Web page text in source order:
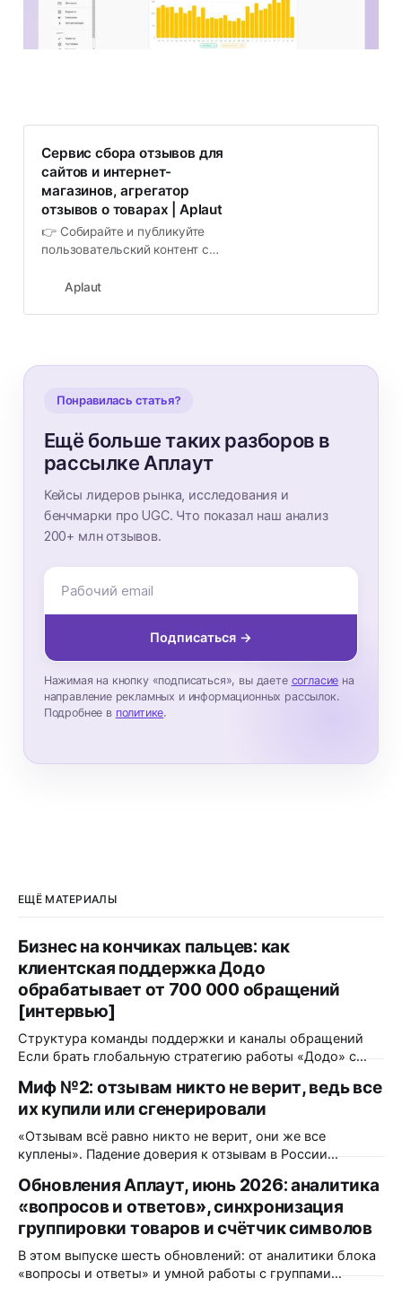
Сервис сбора отзывов для
сайтов и интернет-
магазинов, агрегатор
отзывов о товарах | Aplaut
👉 Собирайте и публикуйте
пользовательский контент с
Aplaut: ✔️ удобная интеграция и
Aplaut
Понравилась статья?
Ещё больше таких разборов в
рассылке Аплаут
Кейсы лидеров рынка, исследования и
бенчмарки про UGC. Что показал наш анализ
200+ млн отзывов.
Подписаться →
Нажимая на кнопку «подписаться», вы даете согласие на
направление рекламных и информационных рассылок.
Подробнее в политике.
ЕЩЁ МАТЕРИАЛЫ
Бизнес на кончиках пальцев: как
клиентская поддержка Додо
обрабатывает от 700 000 обращений
[интервью]
Структура команды поддержки и каналы обращений
Если брать глобальную стратегию работы «Додо» с
Как это происходит? Функционально — это единая
централизованная команда поддержки, состоящая из
почти 500 человек. Она полностью удалённая, ее
саппорты находятся даже в разных странах. Каждый
месяц мы принимаем около 700
Миф №2: отзывам никто не верит, ведь все
их купили или сгенерировали
«Отзывам всё равно никто не верит, они же все
куплены». Падение доверия к отзывам в России
и с тех пор сопоставимого замера никто не повторял. А
всё, что выходило позже, меряло уже другое и
продолжения падения не показало. Но даже если
Обновления Аплаут, июнь 2026: аналитика
«вопросов и ответов», синхронизация
группировки товаров и счётчик символов
В этом выпуске шесть обновлений: от аналитики блока
«вопросы и ответы» и умной работы с группами